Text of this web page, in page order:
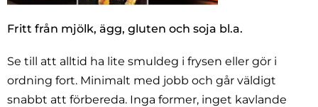
Fritt från mjölk, ägg, gluten och soja bl.a.
Se till att alltid ha lite smuldeg i frysen eller gör i
ordning fort. Minimalt med jobb och går väldigt
snabbt att förbereda. Inga former, inget kavlande